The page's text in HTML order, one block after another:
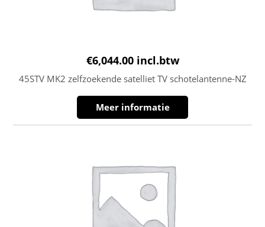
€6,044.00 incl.btw
45STV MK2 zelfzoekende satelliet TV schotelantenne-NZ
Meer informatie